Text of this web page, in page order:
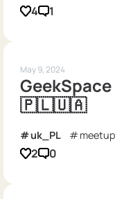
4 1
May 9, 2024
🇵🇱🇺🇦
uk_PL meetup
2 0